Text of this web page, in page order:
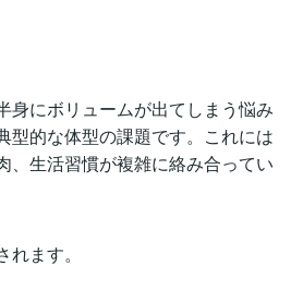
身にボリュームが出てしまう悩み
型的な体型の課題です。これには
、生活習慣が複雑に絡み合ってい
ます。